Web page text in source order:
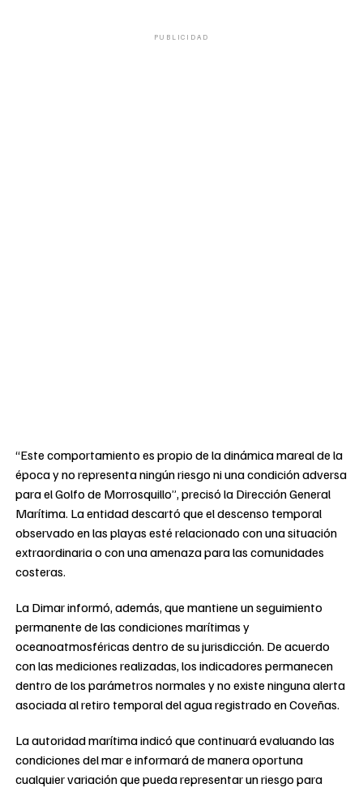
PUBLICIDAD
“Este comportamiento es propio de la dinámica mareal de la
época y no representa ningún riesgo ni una condición adversa
para el Golfo de Morrosquillo”, precisó la Dirección General
Marítima. La entidad descartó que el descenso temporal
observado en las playas esté relacionado con una situación
extraordinaria o con una amenaza para las comunidades
costeras.
La Dimar informó, además, que mantiene un seguimiento
permanente de las condiciones marítimas y
oceanoatmosféricas dentro de su jurisdicción. De acuerdo
con las mediciones realizadas, los indicadores permanecen
dentro de los parámetros normales y no existe ninguna alerta
asociada al retiro temporal del agua registrado en Coveñas.
La autoridad marítima indicó que continuará evaluando las
condiciones del mar e informará de manera oportuna
cualquier variación que pueda representar un riesgo para